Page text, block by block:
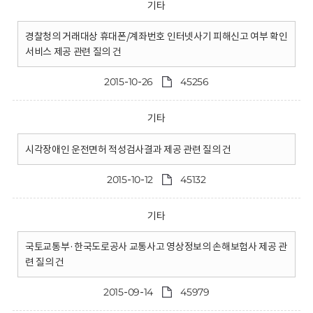
기타
경찰청의 거래대상 휴대폰/계좌번호 인터넷사기 피해신고 여부 확인
서비스 제공 관련 질의 건
2015-10-26 45256
기타
시각장애인 운전면허 적성검사결과 제공 관련 질의 건
2015-10-12 45132
기타
국토교통부·한국도로공사 교통사고 영상정보의 손해보험사 제공 관
련 질의 건
2015-09-14 45979